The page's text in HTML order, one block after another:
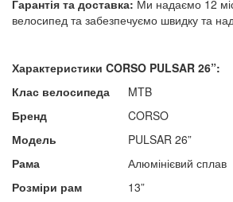
Гарантія та доставка: Ми надаємо 12
велосипед та забезпечуємо швидку та
Характеристики CORSO PULSAR 26”:
Клас велосипеда
MTB
Бренд
CORSO
Модель
PULSAR 26”
Рама
Алюмінієвий сплав
Розміри рам
13”